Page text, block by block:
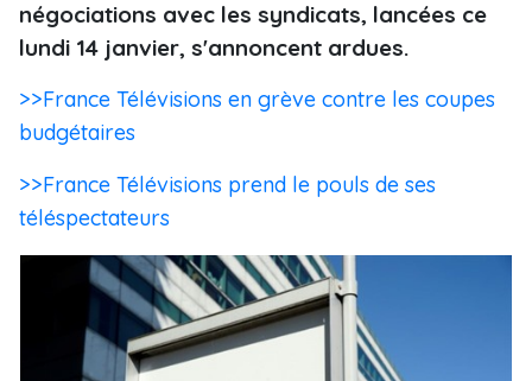
négociations avec les syndicats, lancées ce
lundi 14 janvier, s'annoncent ardues.
>>France Télévisions en grève contre les coupes
budgétaires
>>France Télévisions prend le pouls de ses
téléspectateurs